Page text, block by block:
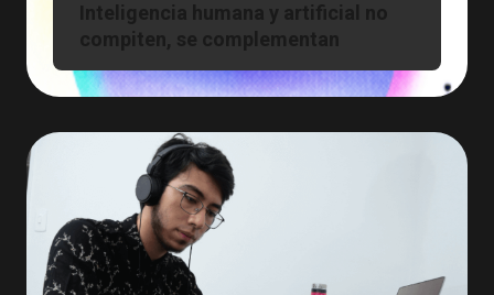
Inteligencia humana y artificial no
compiten, se complementan